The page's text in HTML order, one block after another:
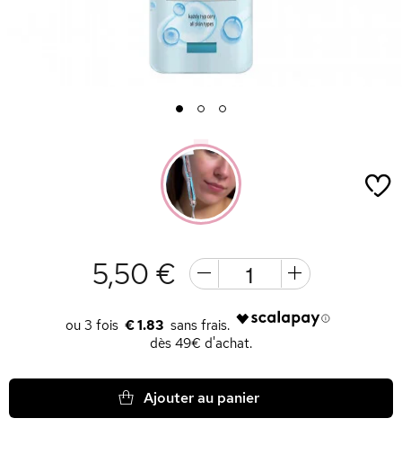
1 2 3
5,50 €
€ 1.83
dès 49€ d'achat.
Ajouter au panier